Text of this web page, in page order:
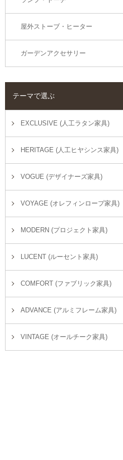
屋外ストーブ・ヒーター
ガーデンアクセサリー
テーマで選ぶ
EXCLUSIVE (人工ラタン家具)
HERITAGE (人工ヒヤシンス家具)
VOGUE (デザイナーズ家具)
VOYAGE (オレフィンロープ家具)
MODERN (プロジェクト家具)
LUCENT (ルーセント家具)
COMFORT (ファブリック家具)
ADVANCE (アルミフレーム家具)
VINTAGE (オールチーク家具)